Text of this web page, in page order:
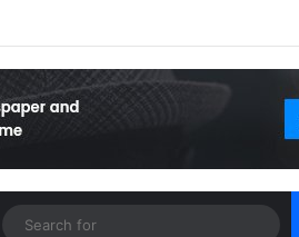
Random Article